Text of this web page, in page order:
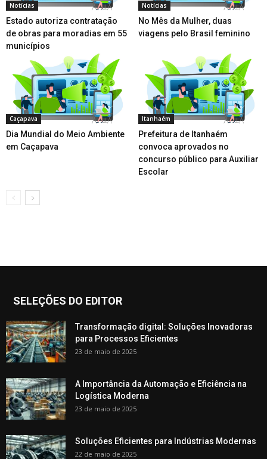
Notícias
Estado autoriza contratação
de obras para moradias em 55
municípios
Notícias
No Mês da Mulher, duas
viagens pelo Brasil feminino
Caçapava
Dia Mundial do Meio Ambiente
em Caçapava
Itanhaém
Prefeitura de Itanhaém
convoca aprovados no
concurso público para Auxiliar
Escolar
SELEÇÕES DO EDITOR
Transformação digital: Soluções Inovadoras
para Processos Eficientes
23 de maio de 2025
A Importância da Automação e Eficiência na
Logística Moderna
23 de maio de 2025
Soluções Eficientes para Indústrias Modernas
22 de maio de 2025